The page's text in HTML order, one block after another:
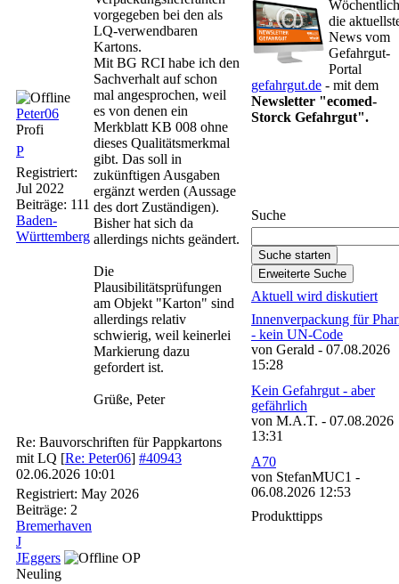
Peter06
Profi
P
Registriert:
Jul 2022
Beiträge: 111
Baden-
Württemberg
vorgegeben bei den als
LQ-verwendbaren
Kartons.
Mit BG RCI habe ich den
Sachverhalt auf schon
mal angesprochen, weil
es von denen ein
Merkblatt KB 008 ohne
dieses Qualitätsmerkmal
gibt. Das soll in
zukünftigen Ausgaben
ergänzt werden (Aussage
des dort Zuständigen).
Bisher hat sich da
allerdings nichts geändert.
Die
Plausibilitätsprüfungen
am Objekt "Karton" sind
allerdings relativ
schwierig, weil keinerlei
Markierung dazu
gefordert ist.
Grüße, Peter
Re: Bauvorschriften für Pappkartons
mit LQ [Re: Peter06] #40943
02.06.2026 10:01
Registriert: May 2026
Beiträge: 2
Bremerhaven
J
JEggers
OP
Neuling
Wöchentlich
die
News vom
Gefahrgut-
Portal
gefahrgut.de - mit dem
Newsletter "ecomed-
Storck Gefahrgut".
Suche
Aktuell wird diskutiert
Innenverpackung für
- kein UN-Code
von Gerald - 07.08.2026
15:28
Kein Gefahrgut - aber
gefährlich
von M.A.T. - 07.08.2026
13:31
A70
von StefanMUC1 -
06.08.2026 12:53
Produkttipps